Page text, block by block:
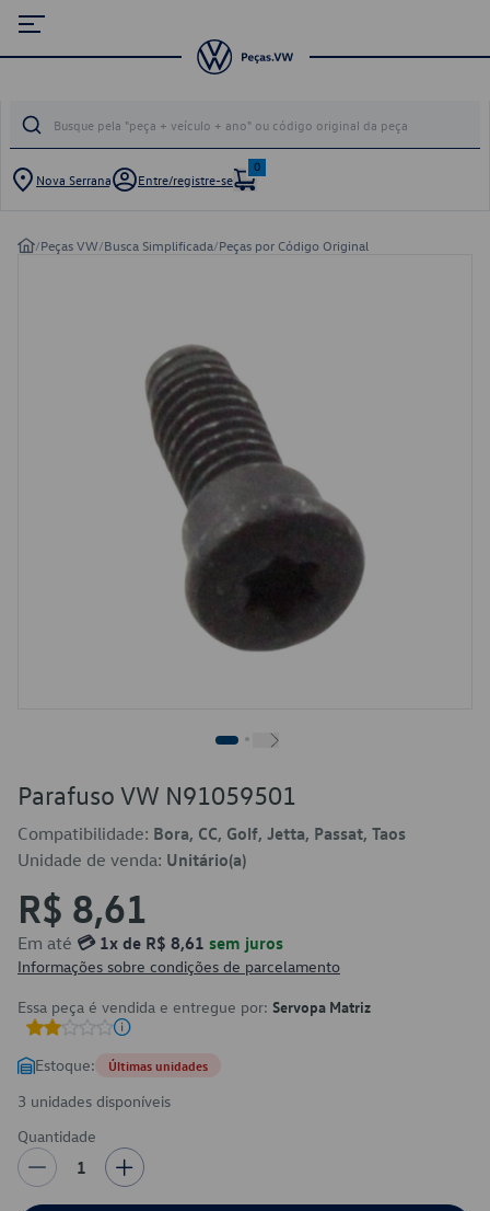
Nova Serrana Entre/registre-se
0
/Peças VW/Busca Simplificada/Peças por Código Original
Parafuso VW N91059501
Compatibilidade: Bora, CC, Golf, Jetta, Passat, Taos
Unidade de venda: Unitário(a)
R$ 8,61
Em até 💳 1x de R$ 8,61 sem juros
Informações sobre condições de parcelamento
Essa peça é vendida e entregue por: Servopa Matriz
Estoque: Últimas unidades
3 unidades disponíveis
Quantidade
1